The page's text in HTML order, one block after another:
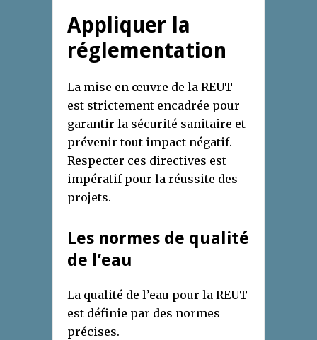
Appliquer la
réglementation
La mise en œuvre de la REUT
est strictement encadrée pour
garantir la sécurité sanitaire et
prévenir tout impact négatif.
Respecter ces directives est
impératif pour la réussite des
projets.
Les normes de qualité
de l’eau
La qualité de l’eau pour la REUT
est définie par des normes
précises.